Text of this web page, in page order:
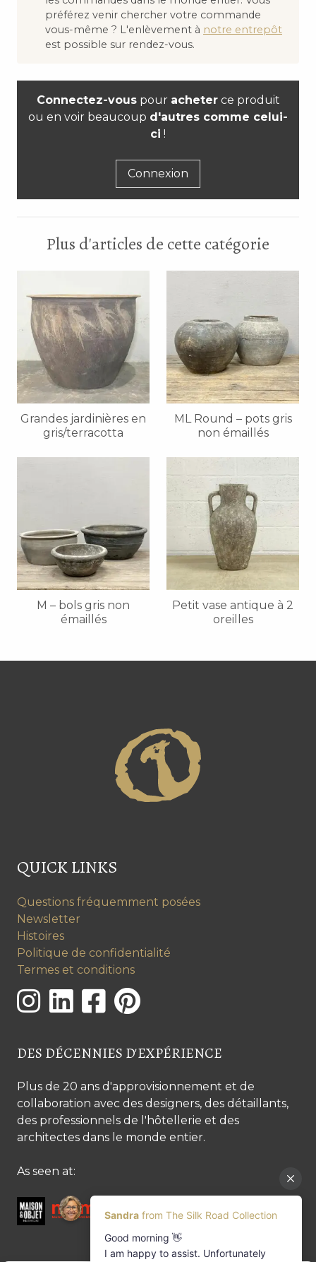
préférez venir chercher votre commande
vous-même ? L'enlèvement à notre entrepôt
est possible sur rendez-vous.
Connectez-vouspour acheterce produit
ou en voir beaucoup d'autres comme celui-
ci !
Connexion
Plus d'articles de cette catégorie
Grandes jardinières en
gris/terracotta
ML Round – pots gris
non émaillés
M – bols gris non
émaillés
Petit vase antique à 2
oreilles
QUICK LINKS
Questions fréquemment posées
Newsletter
Histoires
Politique de confidentialité
Termes et conditions
DES DÉCENNIES D'EXPÉRIENCE
Plus de 20 ans d'approvisionnement et de
collaboration avec des designers, des détaillants,
des professionnels de l'hôtellerie et des
architectes dans le monde entier.
As seen at: